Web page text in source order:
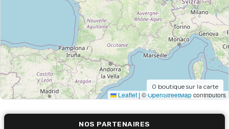
Leaflet | ©OpenStreetMapcontributors
0 boutique sur la carte
NOS PARTENAIRES